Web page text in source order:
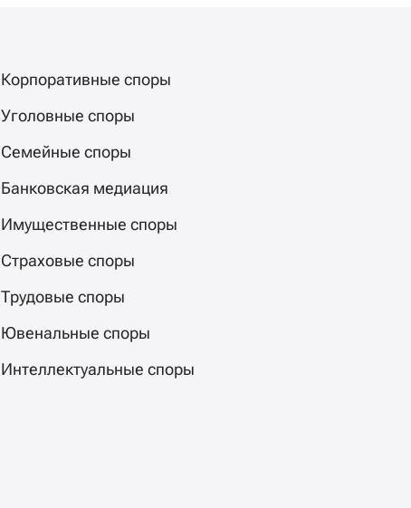
Корпоративные споры
Уголовные споры
Семейные споры
Банковская медиация
Имущественные споры
Страховые споры
Трудовые споры
Ювенальные споры
Интеллектуальные споры